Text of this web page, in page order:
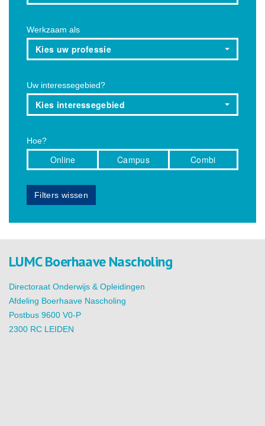
Werkzaam als
Kies uw professie
Uw interessegebied?
Kies interessegebied
Hoe?
Online Campus Combi
Filters wissen
LUMC Boerhaave Nascholing
Directoraat Onderwijs & Opleidingen
Afdeling Boerhaave Nascholing
Postbus 9600 V0-P
2300 RC LEIDEN